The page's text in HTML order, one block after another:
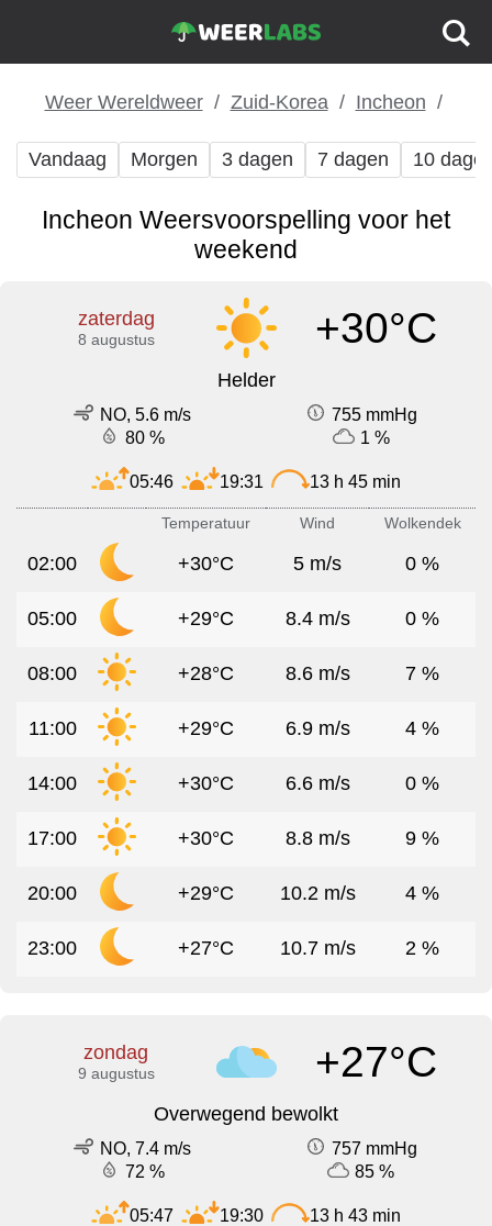
Weer Wereldweer Zuid-Korea Incheon
Vandaag Morgen 3 dagen 7 dagen 10
Incheon Weersvoorspelling voor het
weekend
zaterdag
8 augustus +30°C
Helder
NO, 5.6 m/s
755 mmHg
80 %
1 %
05:46 19:31 13 h 45 min
Temperatuur Wind Wolkendek
02:00 +30°C 5 m/s 0 %
05:00 +29°C 8.4 m/s 0 %
08:00 +28°C 8.6 m/s 7 %
11:00 +29°C 6.9 m/s 4 %
14:00 +30°C 6.6 m/s 0 %
17:00 +30°C 8.8 m/s 9 %
20:00 +29°C 10.2 m/s 4 %
23:00 +27°C 10.7 m/s 2 %
zondag
9 augustus +27°C
Overwegend bewolkt
NO, 7.4 m/s
757 mmHg
72 %
85 %
05:47 19:30 13 h 43 min